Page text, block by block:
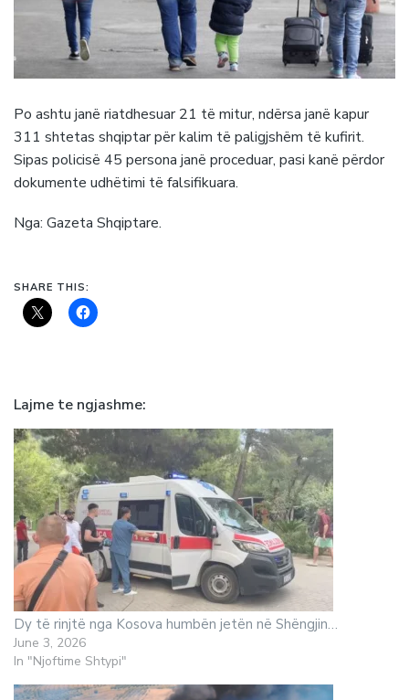
Po ashtu janë riatdhesuar 21 të mitur, ndërsa janë kapur
311 shtetas shqiptar për kalim të paligjshëm të kufirit.
Sipas policisë 45 persona janë proceduar, pasi kanë përdor
dokumente udhëtimi të falsifikuara.
Nga: Gazeta Shqiptare.
SHARE THIS:
Lajme te ngjashme
Dy të rinjtë nga Kosova humbën jetën në Shëngjin…
June 3, 2026
In "Njoftime Shtypi"